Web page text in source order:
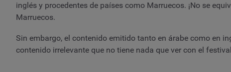
inglés y procedentes de países como Marruecos. ¡No se
Marruecos.
Sin embargo, el contenido emitido tanto en árabe como en
contenido irrelevante que no tiene nada que ver con el